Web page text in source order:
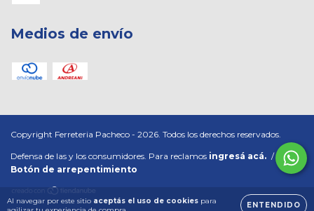
Al navegar por este sitio aceptás el uso de cookies para
ENTENDIDO
Medios de envío
Copyright Ferreteria Pacheco - 2026. Todos los derechos reservados.
Defensa de las y los consumidores. Para reclamos ingresá acá. /
Botón de arrepentimiento